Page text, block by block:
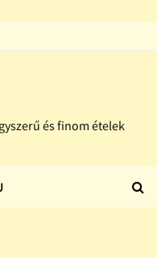
és finom ételek